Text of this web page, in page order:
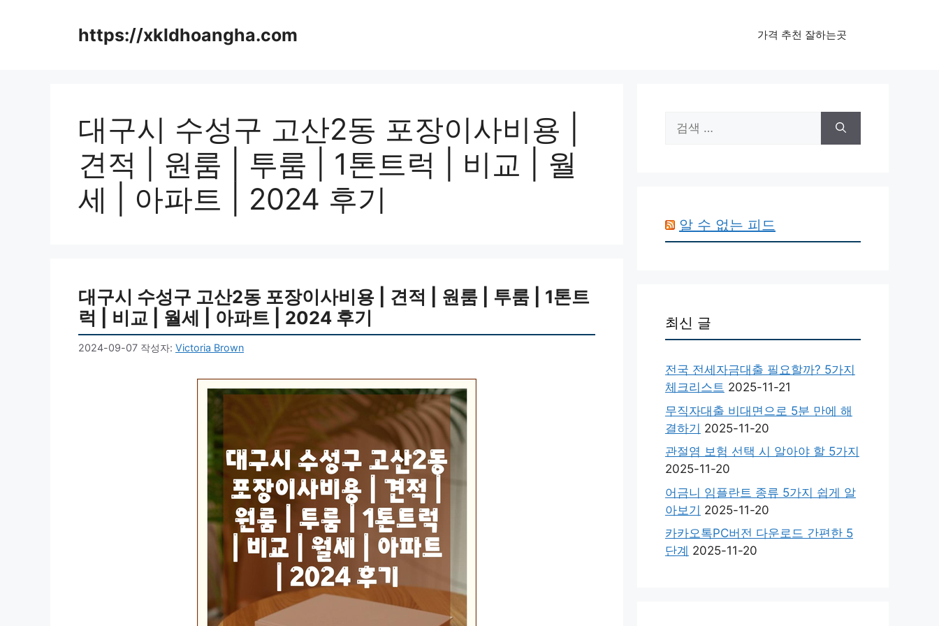
https://xkldhoangha.com 가격 추천 잘하는곳
대구시 수성구 고산2동 포장이사비용 |
견적 | 원룸 | 투룸 | 1톤트럭 | 비교 | 월
세 | 아파트 | 2024 후기
대구시 수성구 고산2동 포장이사비용 | 견적 | 원룸 | 투룸 | 1톤트
럭 | 비교 | 월세 | 아파트 | 2024 후기
2024-09-07 작성자: Victoria Brown
색:
알 수 없는 피드
최신 글
전국 전세자금대출 필요할까? 5가지
체크리스트 2025-11-21
무직자대출 비대면으로 5분 만에 해
결하기 2025-11-20
관절염 보험 선택 시 알아야 할 5가지
2025-11-20
어금니 임플란트 종류 5가지 쉽게 알
아보기 2025-11-20
카카오톡PC버전 다운로드 간편한 5
단계 2025-11-20